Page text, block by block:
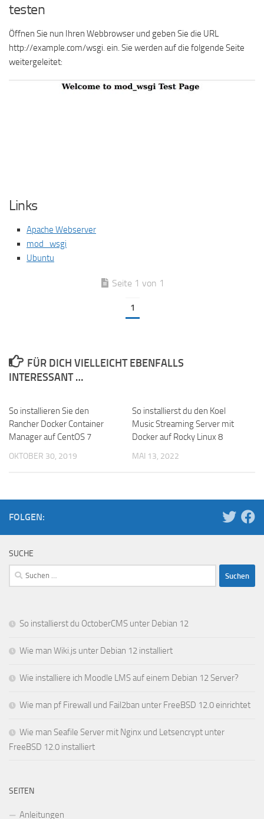
testen
Öffnen Sie nun Ihren Webbrowser und geben Sie die URL
http://example.com/wsgi. ein. Sie werden auf die folgende Seite
weitergeleitet:
Links
Apache Webserver
mod_wsgi
Ubuntu
Seite 1 von 1
1
FÜR DICH VIELLEICHT EBENFALLS
INTERESSANT …
So installieren Sie den
Rancher Docker Container
Manager auf CentOS 7
OKTOBER 30, 2019
So installierst du den Koel
Music Streaming Server mit
Docker auf Rocky Linux 8
MAI 13, 2022
FOLGEN:
SUCHE
Suchen
nach:
So installierst du OctoberCMS unter Debian 12
Wie man Wiki.js unter Debian 12 installiert
Wie installiere ich Moodle LMS auf einem Debian 12 Server?
Wie man pf Firewall und Fail2ban unter FreeBSD 12.0 einrichtet
Wie man Seafile Server mit Nginx und Letsencrypt unter
FreeBSD 12.0 installiert
SEITEN
Anleitungen